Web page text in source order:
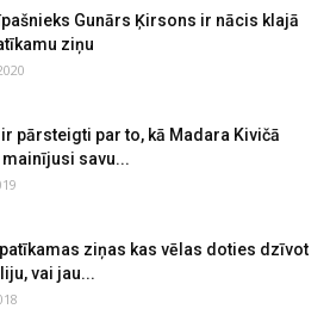
Gunārs Ķirsons ir nācis klajā
ziņu
pārsteigti par to, kā Madara Kivičā
savu...
ziņas kas vēlas doties dzīvot
vai jau...